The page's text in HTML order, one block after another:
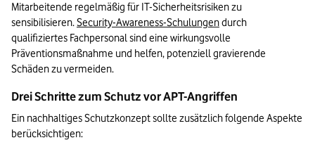
Mitarbeitende regelmäßig für IT-Sicherheitsrisiken zu
sensibilisieren. Security-Awareness-Schulungen durch
qualifiziertes Fachpersonal sind eine wirkungsvolle
Präventionsmaßnahme und helfen, potenziell gravierende
Schäden zu vermeiden.
Drei Schritte zum Schutz vor APT-Angriffen
Ein nachhaltiges Schutzkonzept sollte zusätzlich folgende Aspekte
berücksichtigen: